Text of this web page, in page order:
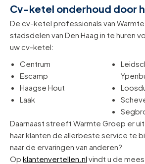
Cv-ketel onderhoud door
De cv-ketel professionals van Warmte
stadsdelen van Den Haag in te huren
uw cv-ketel:
Centrum
Escamp
Haagse Hout
Laak
Daarnaast streeft Warmte Groep er
haar klanten de allerbeste service te
naar de ervaringen van anderen?
Op klantenvertellen.nl vindt u de